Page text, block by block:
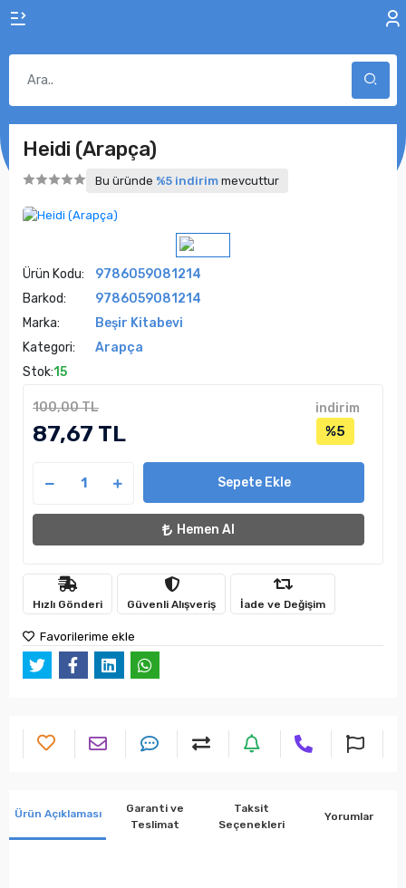
Heidi (Arapça)
Bu üründe %5 indirim mevcuttur
Ürün Kodu:
9786059081214
Barkod:
9786059081214
Marka:
Beşir Kitabevi
Kategori:
Arapça
Stok:15
100,00 TL
87,67 TL
indirim
%5
Sepete Ekle
Hemen Al
Hızlı Gönderi Güvenli Alışveriş İade ve Değişim
Favorilerime ekle
Ürün Açıklaması
Garanti ve
Teslimat
Taksit
Seçenekleri
Yorumlar